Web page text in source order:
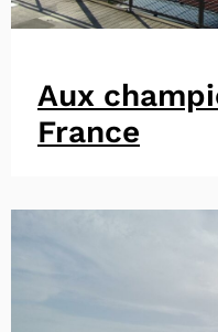
Aux
France